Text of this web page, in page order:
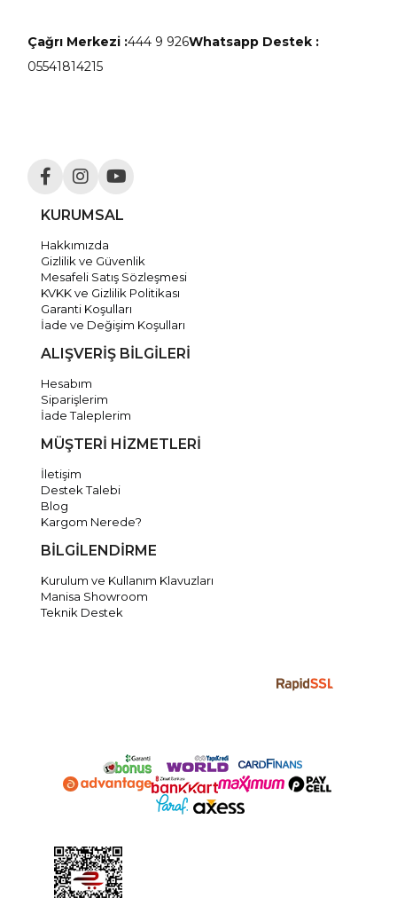
Çağrı Merkezi :444 9 926Whatsapp Destek :
05541814215
KURUMSAL
Hakkımızda
Gizlilik ve Güvenlik
Mesafeli Satış Sözleşmesi
KVKK ve Gizlilik Politikası
Garanti Koşulları
İade ve Değişim Koşulları
ALIŞVERİŞ BİLGİLERİ
Hesabım
Siparişlerim
İade Taleplerim
MÜŞTERİ HİZMETLERİ
İletişim
Destek Talebi
Blog
Kargom Nerede?
BİLGİLENDİRME
Kurulum ve Kullanım Klavuzları
Manisa Showroom
Teknik Destek